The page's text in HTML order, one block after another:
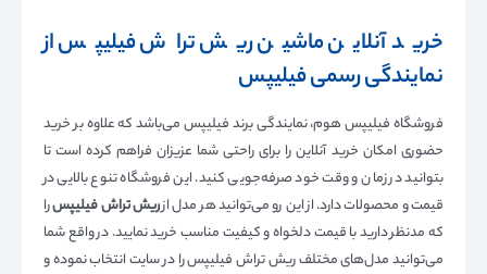
خرید آنلاین ماشین ریش تراش فیلیپس از
نمایندگی رسمی فیلیپس
فروشگاه فیلیپس هوم، نمایندگی برند فیلیپس می‌باشد که علاوه بر خرید
حضوری امکان خرید آنلاین را برای راحتی شما عزیزان فراهم کرده است تا
بتوانید در زمان و وقت خود صرفه‌جویی کنید. این فروشگاه تنوع بالایی در
قیمت و محصولات دارد. از این رو می‌توانید هر مدل ازریش تراش فیلیپسرا
که مدنظر دارید با قیمت دلخواه و کیفیت مناسب خرید نمایید. در واقع شما
می‌توانید مدل‌های مختلف ریش تراش فیلیپس را در سایت انتخاب نموده و